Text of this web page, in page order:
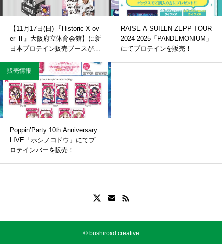
【11月17日(日) 『Historic X-ov
er Ⅱ』大阪府立体育会館】に新
日本プロテイン販売ブースが出
RAISE A SUILEN ZEPP TOUR
2024-2025「PANDEMONIUM」
にてプロテインを販売！
販売情報
Poppin’Party 10th Anniversary
LIVE「ホシノコドウ」にてプ
ロテインバーを販売！
© bushiroad creative